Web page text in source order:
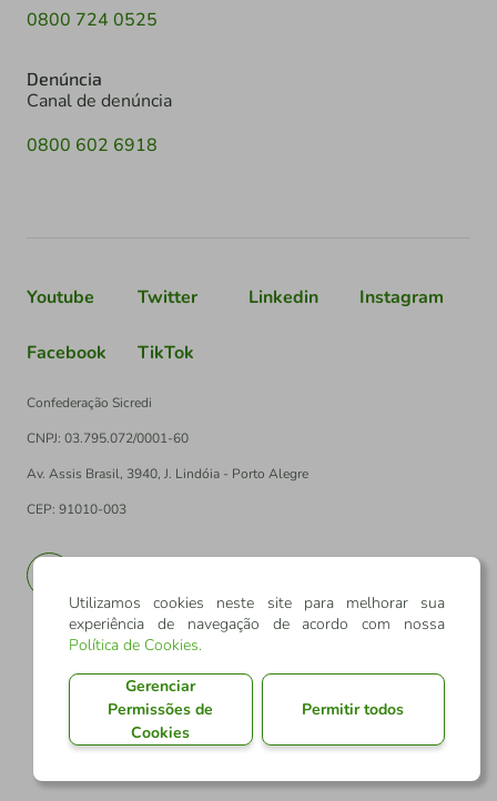
0800 724 0525
Denúncia
Canal de denúncia
0800 602 6918
Youtube Twitter Linkedin Instagram
Facebook TikTok
Confederação Sicredi
CNPJ: 03.795.072/0001-60
Av. Assis Brasil, 3940, J. Lindóia - Porto Alegre
CEP: 91010-003
Utilizamos cookies neste site para melhorar sua
experiência de navegação de acordo com nossa
Política de Cookies.
Gerenciar
Permissões de
Cookies
Permitir todos